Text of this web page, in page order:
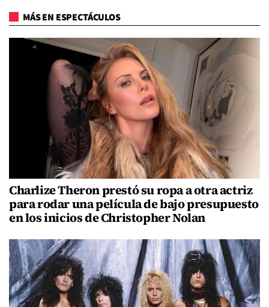
MÁS EN ESPECTÁCULOS
Charlize Theron prestó su ropa a otra actriz
para rodar una película de bajo presupuesto
en los inicios de Christopher Nolan